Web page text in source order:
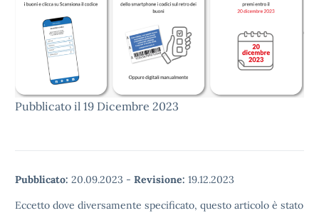
Pubblicato il 19 Dicembre 2023
Pubblicato: 20.09.2023 - Revisione: 19.12.2023
Eccetto dove diversamente specificato, questo articolo è stato